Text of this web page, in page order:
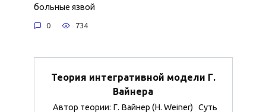
больные язвой
0 734
Теория интегративной модели Г.
Вайнера
Автор теории: Г. Вайнер (H. Weiner) Суть